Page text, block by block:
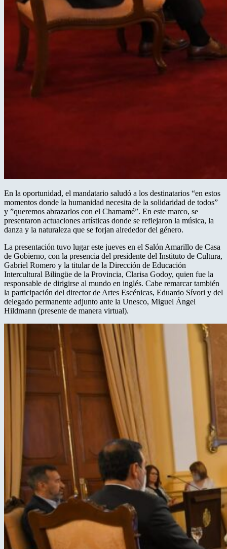
En la oportunidad, el mandatario saludó a los destinatarios “en estos
momentos donde la humanidad necesita de la solidaridad de todos”
y ”queremos abrazarlos con el Chamamé”. En este marco, se
presentaron actuaciones artísticas donde se reflejaron la música, la
danza y la naturaleza que se forjan alrededor del género.
La presentación tuvo lugar este jueves en el Salón Amarillo de Casa
de Gobierno, con la presencia del presidente del Instituto de Cultura,
Gabriel Romero y la titular de la Dirección de Educación
Intercultural Bilingüe de la Provincia, Clarisa Godoy, quien fue la
responsable de dirigirse al mundo en inglés. Cabe remarcar también
la participación del director de Artes Escénicas, Eduardo Sívori y del
delegado permanente adjunto ante la Unesco, Miguel Ángel
Hildmann (presente de manera virtual).